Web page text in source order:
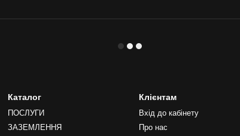
Каталог
ПОСЛУГИ
ЗАЗЕМЛЕННЯ
Клієнтам
Вхід до кабінету
Про нас